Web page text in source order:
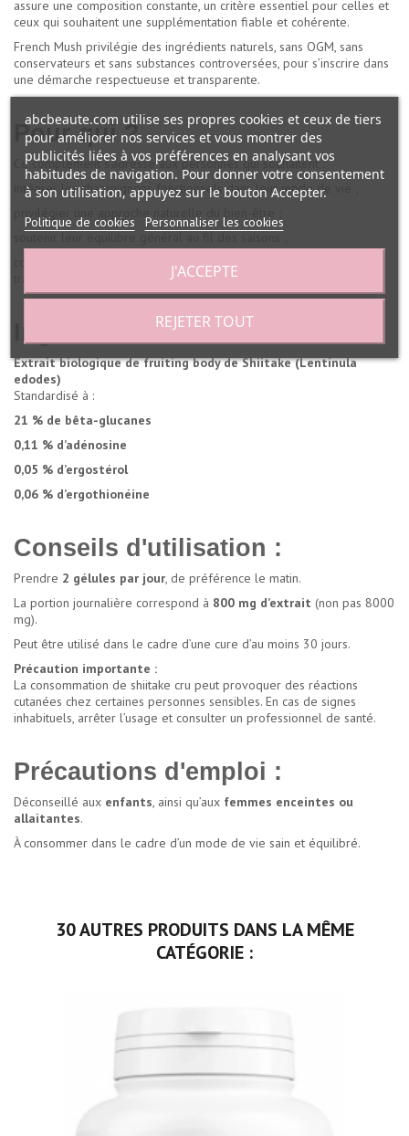
assure une composition constante, un critère essentiel pour celles et
ceux qui souhaitent une supplémentation fiable et cohérente.
French Mush privilégie des ingrédients naturels, sans OGM, sans
conservateurs et sans substances controversées, pour s’inscrire dans
une démarche respectueuse et transparente.
Pour qui ?
Ce complément s’adresse aux personnes qui souhaitent :
intégrer les champignons fonctionnels dans leur mode de vie ;
compléter une alimentation variée avec un ingrédient simple et
Ingrédients / INCI :
Extrait biologique de fruiting body de Shiitake (Lentinula
edodes)
Standardisé à :
21 % de bêta-glucanes
0,11 % d’adénosine
0,05 % d’ergostérol
0,06 % d’ergothionéine
Conseils d'utilisation :
Prendre 2 gélules par jour, de préférence le matin.
La portion journalière correspond à 800 mg d’extrait (non pas 8000
mg).
Peut être utilisé dans le cadre d’une cure d’au moins 30 jours.
Précaution importante :
La consommation de shiitake cru peut provoquer des réactions
cutanées chez certaines personnes sensibles. En cas de signes
inhabituels, arrêter l’usage et consulter un professionnel de santé.
Précautions d'emploi :
Déconseillé aux enfants, ainsi qu’aux femmes enceintes ou
allaitantes.
À consommer dans le cadre d’un mode de vie sain et équilibré.
30 AUTRES PRODUITS DANS LA MÊME
CATÉGORIE :
abcbeaute.com utilise ses propres cookies et ceux de tiers
pour améliorer nos services et vous montrer des
publicités liées à vos préférences en analysant vos
habitudes de navigation. Pour donner votre consentement
à son utilisation, appuyez sur le bouton Accepter.
Politique de cookies Personnaliser les cookies
REJETER TOUT
J'ACCEPTE